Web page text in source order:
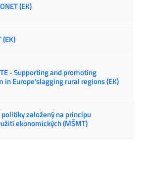
(EK)
(EK)
- Supporting and promoting
Europe'slagging rural regions (EK)
založený na principu
ekonomických (MŠMT)